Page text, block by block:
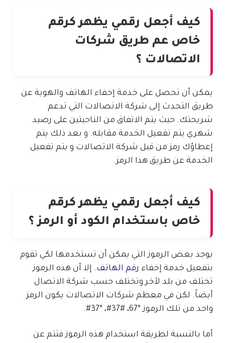
كيف أجعل رقمي يظهر كرقم
خاص عم طريق شركات
الاتصالات ؟
يمكن أن تحصل على خدمة إخفاء الهاتف والهوية عن
طريق التحدث إلى شركة الاتصالات التي تدعم
شريحتك. حيث يتم الاتفاق من الناحيتين على رصيد
شهري يتم تفعيل الخدمة مقابله. و بعد ذلك يتم
إعطاؤك رمز من قبل شركة الاتصالات و يتم تفعيل
الخدمة عن طريق هذا الرمز.
كيف أجعل رقمي يظهر كرقم
خاص باستخدام الكود أو الرمز ؟
يوجد بعض الرموز التي يمكن أن تستخدمها لكي تقوم
بتفعيل خدمة إخفاء رقم الهاتف. إلا أن هذه الرموز
تختلف من بلد لآخر وتختلف حسب شركة الاتصال
أيضاً. لكن في معظم شركات الاتصالات يكون الرمز
واحد من تلك الرموز *67، #37#، *37#.
أما بالنسبة لطريقة استخدام هذه الرموز فتتم عن